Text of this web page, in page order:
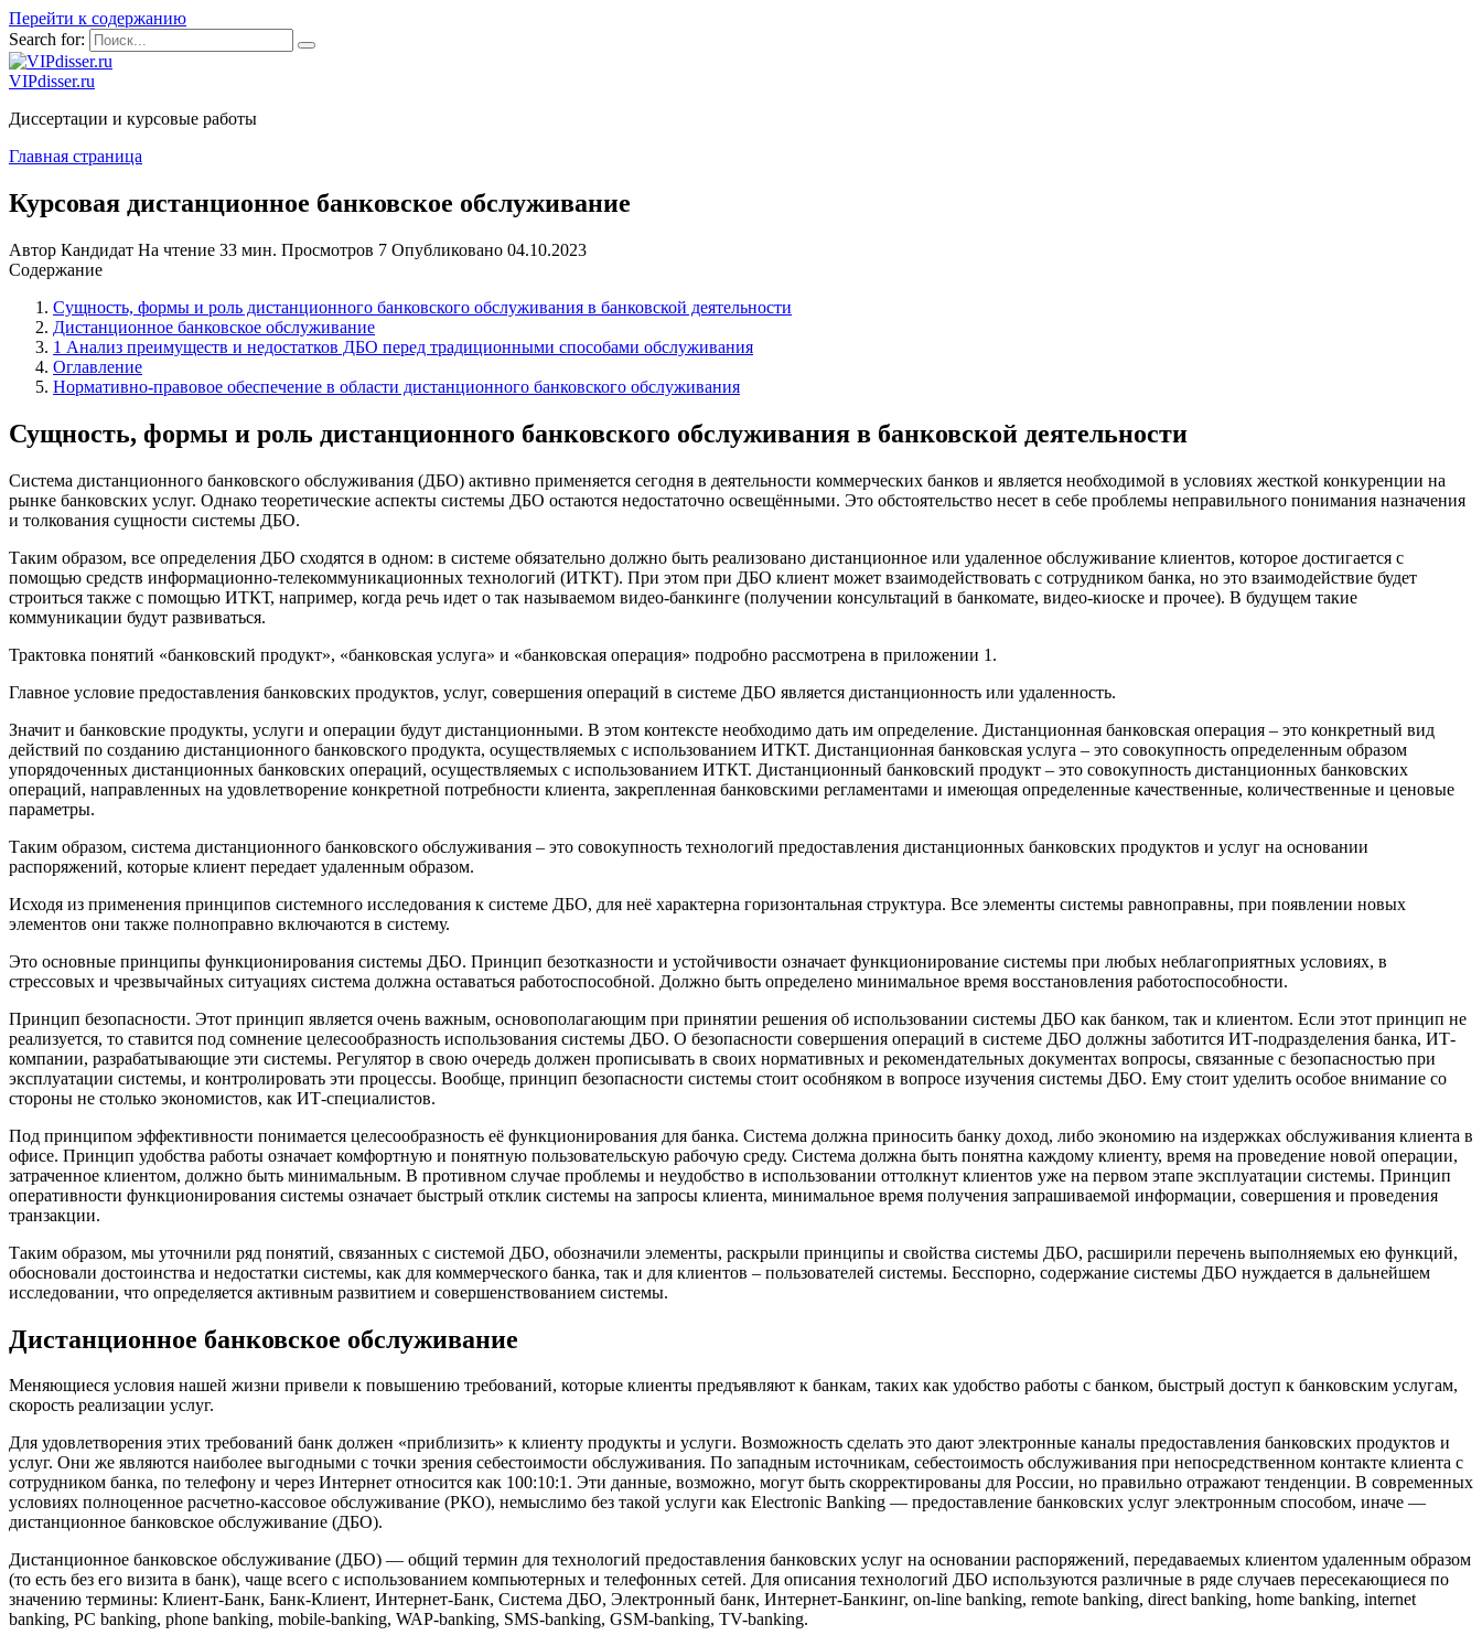
Перейти к содержанию
Search for:
VIPdisser.ru
Диссертации и курсовые работы
Главная страница
Курсовая дистанционное банковское обслуживание
Автор Кандидат На чтение 33 мин. Просмотров 7 Опубликовано 04.10.2023
Содержание
Сущность, формы и роль дистанционного банковского обслуживания в банковской деятельности
Дистанционное банковское обслуживание
1 Анализ преимуществ и недостатков ДБО перед традиционными способами обслуживания
Оглавление
Нормативно-правовое обеспечение в области дистанционного банковского обслуживания
Сущность, формы и роль дистанционного банковского обслуживания в банковской деятельности
Система дистанционного банковского обслуживания (ДБО) активно применяется сегодня в деятельности коммерческих банков и является необходимой в условиях жесткой конкуренции на
рынке банковских услуг. Однако теоретические аспекты системы ДБО остаются недостаточно освещёнными. Это обстоятельство несет в себе проблемы неправильного понимания назначения
и толкования сущности системы ДБО.
Таким образом, все определения ДБО сходятся в одном: в системе обязательно должно быть реализовано дистанционное или удаленное обслуживание клиентов, которое достигается с
помощью средств информационно-телекоммуникационных технологий (ИТКТ). При этом при ДБО клиент может взаимодействовать с сотрудником банка, но это взаимодействие будет
строиться также с помощью ИТКТ, например, когда речь идет о так называемом видео-банкинге (получении консультаций в банкомате, видео-киоске и прочее). В будущем такие
коммуникации будут развиваться.
Трактовка понятий «банковский продукт», «банковская услуга» и «банковская операция» подробно рассмотрена в приложении 1.
Главное условие предоставления банковских продуктов, услуг, совершения операций в системе ДБО является дистанционность или удаленность.
Значит и банковские продукты, услуги и операции будут дистанционными. В этом контексте необходимо дать им определение. Дистанционная банковская операция – это конкретный вид
действий по созданию дистанционного банковского продукта, осуществляемых с использованием ИТКТ. Дистанционная банковская услуга – это совокупность определенным образом
упорядоченных дистанционных банковских операций, осуществляемых с использованием ИТКТ. Дистанционный банковский продукт – это совокупность дистанционных банковских
операций, направленных на удовлетворение конкретной потребности клиента, закрепленная банковскими регламентами и имеющая определенные качественные, количественные и ценовые
параметры.
Таким образом, система дистанционного банковского обслуживания – это совокупность технологий предоставления дистанционных банковских продуктов и услуг на основании
распоряжений, которые клиент передает удаленным образом.
Исходя из применения принципов системного исследования к системе ДБО, для неё характерна горизонтальная структура. Все элементы системы равноправны, при появлении новых
элементов они также полноправно включаются в систему.
Это основные принципы функционирования системы ДБО. Принцип безотказности и устойчивости означает функционирование системы при любых неблагоприятных условиях, в
стрессовых и чрезвычайных ситуациях система должна оставаться работоспособной. Должно быть определено минимальное время восстановления работоспособности.
Принцип безопасности. Этот принцип является очень важным, основополагающим при принятии решения об использовании системы ДБО как банком, так и клиентом. Если этот принцип не
реализуется, то ставится под сомнение целесообразность использования системы ДБО. О безопасности совершения операций в системе ДБО должны заботится ИТ-подразделения банка, ИТ-
компании, разрабатывающие эти системы. Регулятор в свою очередь должен прописывать в своих нормативных и рекомендательных документах вопросы, связанные с безопасностью при
эксплуатации системы, и контролировать эти процессы. Вообще, принцип безопасности системы стоит особняком в вопросе изучения системы ДБО. Ему стоит уделить особое внимание со
стороны не столько экономистов, как ИТ-специалистов.
Под принципом эффективности понимается целесообразность её функционирования для банка. Система должна приносить банку доход, либо экономию на издержках обслуживания клиента в
офисе. Принцип удобства работы означает комфортную и понятную пользовательскую рабочую среду. Система должна быть понятна каждому клиенту, время на проведение новой операции,
затраченное клиентом, должно быть минимальным. В противном случае проблемы и неудобство в использовании оттолкнут клиентов уже на первом этапе эксплуатации системы. Принцип
оперативности функционирования системы означает быстрый отклик системы на запросы клиента, минимальное время получения запрашиваемой информации, совершения и проведения
транзакции.
Таким образом, мы уточнили ряд понятий, связанных с системой ДБО, обозначили элементы, раскрыли принципы и свойства системы ДБО, расширили перечень выполняемых ею функций,
обосновали достоинства и недостатки системы, как для коммерческого банка, так и для клиентов – пользователей системы. Бесспорно, содержание системы ДБО нуждается в дальнейшем
исследовании, что определяется активным развитием и совершенствованием системы.
Дистанционное банковское обслуживание
Меняющиеся условия нашей жизни привели к повышению требований, которые клиенты предъявляют к банкам, таких как удобство работы с банком, быстрый доступ к банковским услугам,
скорость реализации услуг.
Для удовлетворения этих требований банк должен «приблизить» к клиенту продукты и услуги. Возможность сделать это дают электронные каналы предоставления банковских продуктов и
услуг. Они же являются наиболее выгодными с точки зрения себестоимости обслуживания. По западным источникам, себестоимость обслуживания при непосредственном контакте клиента с
сотрудником банка, по телефону и через Интернет относится как 100:10:1. Эти данные, возможно, могут быть скорректированы для России, но правильно отражают тенденции. В современных
условиях полноценное расчетно-кассовое обслуживание (РКО), немыслимо без такой услуги как Electronic Banking — предоставление банковских услуг электронным способом, иначе —
дистанционное банковское обслуживание (ДБО).
Дистанционное банковское обслуживание (ДБО) — общий термин для технологий предоставления банковских услуг на основании распоряжений, передаваемых клиентом удаленным образом
(то есть без его визита в банк), чаще всего с использованием компьютерных и телефонных сетей. Для описания технологий ДБО используются различные в ряде случаев пересекающиеся по
значению термины: Клиент-Банк, Банк-Клиент, Интернет-Банк, Система ДБО, Электронный банк, Интернет-Банкинг, on-line banking, remote banking, direct banking, home banking, internet
banking, PC banking, phone banking, mobile-banking, WAP-banking, SMS-banking, GSM-banking, TV-banking.